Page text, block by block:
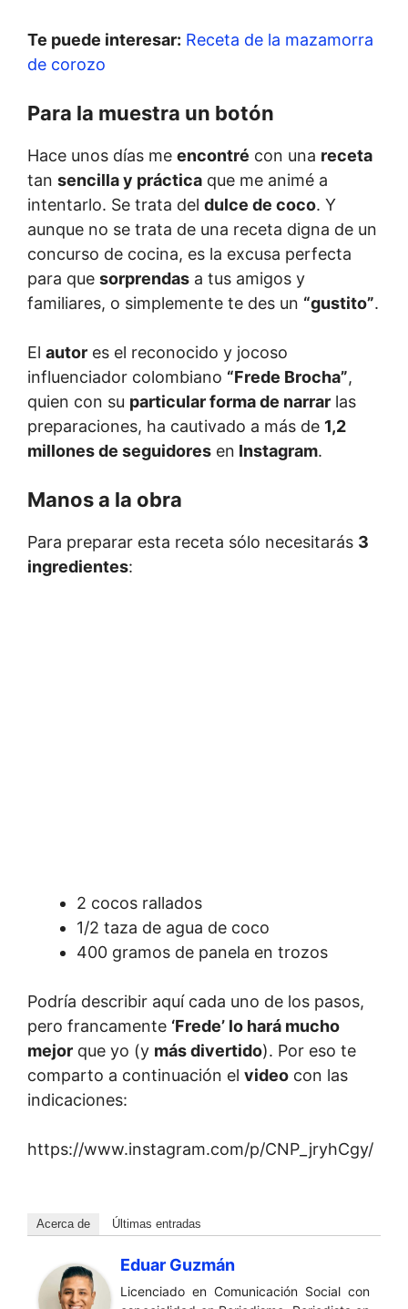
Te puede interesar: Receta de la mazamorra
de corozo
Para la muestra un botón
Hace unos días me encontré con una receta
tan sencilla y práctica que me animé a
intentarlo. Se trata del dulce de coco. Y
aunque no se trata de una receta digna de un
concurso de cocina, es la excusa perfecta
para que sorprendas a tus amigos y
familiares, o simplemente te des un “gustito”.
El autor es el reconocido y jocoso
influenciador colombiano “Frede Brocha”,
quien con su particular forma de narrar las
preparaciones, ha cautivado a más de 1,2
millones de seguidores en Instagram.
Manos a la obra
Para preparar esta receta sólo necesitarás 3
ingredientes:
2 cocos rallados
1/2 taza de agua de coco
400 gramos de panela en trozos
Podría describir aquí cada uno de los pasos,
pero francamente ‘Frede’ lo hará mucho
mejor que yo (y más divertido). Por eso te
comparto a continuación el video con las
indicaciones:
https://www.instagram.com/p/CNP_jryhCgy/
Acerca de Últimas entradas
Eduar Guzmán
Licenciado en Comunicación Social con